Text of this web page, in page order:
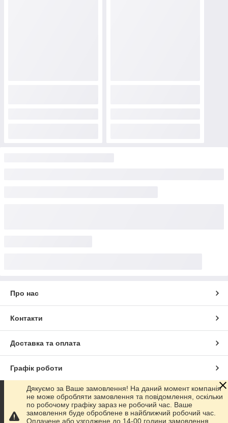
Про нас
Контакти
Доставка та оплата
Графік роботи
Повна версія сайту
Сайт створено на маркетплейсіProm.ua
Дякуємо за Ваше замовлення! На даний момент компанія
не може обробляти замовлення та повідомлення, оскільки
по робочому графіку зараз не робочий час. Ваше
замовлення буде оброблене в найближчий робочий час.
Оплачене або узгоджене до 14-00 години замовлення